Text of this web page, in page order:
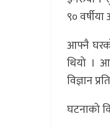
९०
आफ्नै
थियो ।
विज्ञान
घटनाको